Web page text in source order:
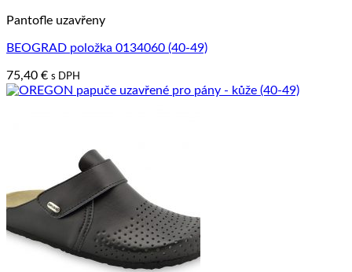
Pantofle uzavřeny
BEOGRAD položka 0134060 (40-49)
75,40 € s DPH